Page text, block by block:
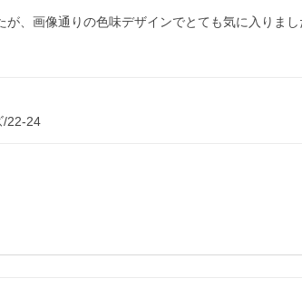
が、画像通りの色味デザインでとても気に入りまし
/22-24